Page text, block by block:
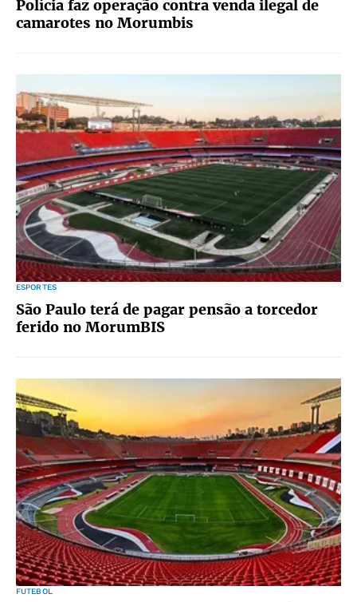
Polícia faz operação contra venda ilegal de
camarotes no Morumbis
ESPORTES
São Paulo terá de pagar pensão a torcedor
ferido no MorumBIS
FUTEBOL